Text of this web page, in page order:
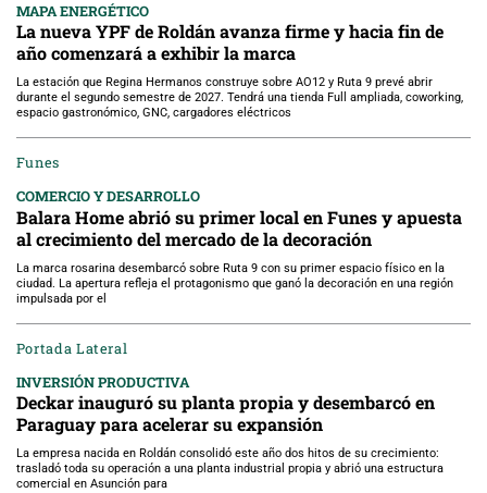
MAPA ENERGÉTICO
La nueva YPF de Roldán avanza firme y hacia fin de
año comenzará a exhibir la marca
La estación que Regina Hermanos construye sobre AO12 y Ruta 9 prevé abrir
durante el segundo semestre de 2027. Tendrá una tienda Full ampliada, coworking,
espacio gastronómico, GNC, cargadores eléctricos
Funes
COMERCIO Y DESARROLLO
Balara Home abrió su primer local en Funes y apuesta
al crecimiento del mercado de la decoración
La marca rosarina desembarcó sobre Ruta 9 con su primer espacio físico en la
ciudad. La apertura refleja el protagonismo que ganó la decoración en una región
impulsada por el
Portada Lateral
INVERSIÓN PRODUCTIVA
Deckar inauguró su planta propia y desembarcó en
Paraguay para acelerar su expansión
La empresa nacida en Roldán consolidó este año dos hitos de su crecimiento:
trasladó toda su operación a una planta industrial propia y abrió una estructura
comercial en Asunción para